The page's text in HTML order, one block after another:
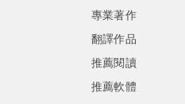
專業著作
翻譯作品
推薦閱讀
推薦軟體